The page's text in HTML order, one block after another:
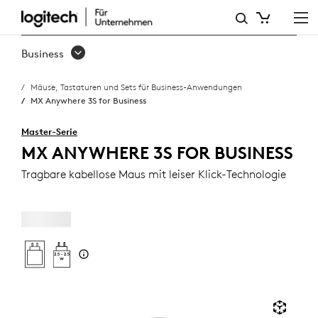
MX
ANYWHERE
FOR
BUSINESS
Business
Mäuse, Tastaturen und Sets für Business-Anwendungen
MX Anywhere 3S for Business
Master-Serie
MX ANYWHERE 3S FOR BUSINESS
Tragbare kabellose Maus mit leiser Klick-Technologie